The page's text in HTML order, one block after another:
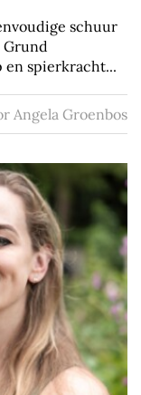
schuur
Grund
en spierkracht...
Angela Groenbos